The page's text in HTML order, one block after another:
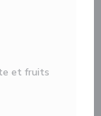
et fruits